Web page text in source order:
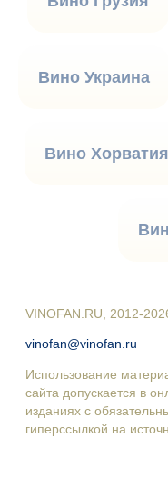
Вино Украина
Вино Хорватия
VINOFAN.RU, 2012-
vinofan@vinofan.ru
Использование
сайта допускается в
изданиях с
гиперссылкой на